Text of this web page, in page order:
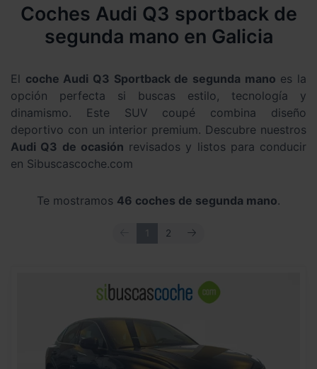
Coches Audi Q3 sportback de
segunda mano en Galicia
El coche Audi Q3 Sportback de segunda mano es la
opción perfecta si buscas estilo, tecnología y
dinamismo. Este SUV coupé combina diseño
deportivo con un interior premium. Descubre nuestros
Audi Q3 de ocasión revisados y listos para conducir
en Sibuscascoche.com
Te mostramos 46 coches de segunda mano.
ANTERIOR
2 SIGUIENTE